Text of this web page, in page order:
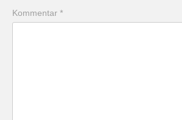
Kommentar *